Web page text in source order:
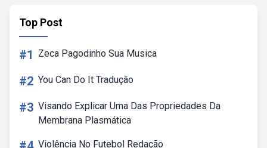
Top Post
#1 Zeca Pagodinho Sua Musica
#2 You Can Do It Tradução
#3 Visando Explicar Uma Das Propriedades Da
Membrana Plasmática
Violência No Futebol Redação